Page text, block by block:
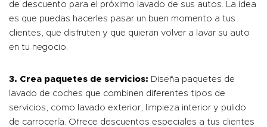
de descuento para el próximo lavado de sus autos. La idea
es que puedas hacerles pasar un buen momento a tus
clientes, que disfruten y que quieran volver a lavar su auto
en tu negocio.
3. Crea paquetes de servicios: Diseña paquetes de
lavado de coches que combinen diferentes tipos de
servicios, como lavado exterior, limpieza interior y pulido
de carrocería. Ofrece descuentos especiales a tus clientes